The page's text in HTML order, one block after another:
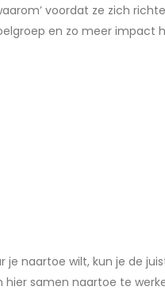
voordat ze zich
en zo meer impact
je naartoe wilt, kun je de
samen naartoe te